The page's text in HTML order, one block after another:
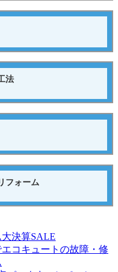
法
フォーム
決算SALE
コキュートの故障・修